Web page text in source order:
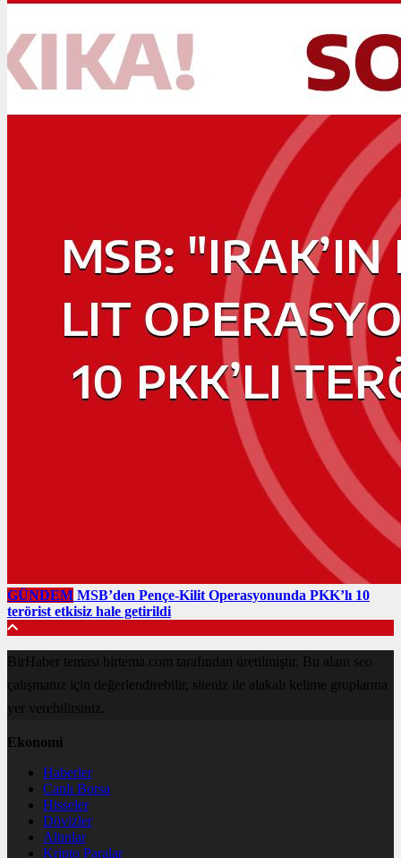
GÜNDEM MSB’den Pençe-Kilit Operasyonunda PKK’lı 10
terörist etkisiz hale getirildi
BirHaber teması birtema.com tarafından üretilmiştir. Bu alanı seo
çalışmanız için değerlendirebilir, siteniz ile alakalı kelime gruplarına
yer verebilirsiniz.
Ekonomi
Haberler
Canlı Borsa
Hisseler
Dövizler
Altınlar
Kripto Paralar